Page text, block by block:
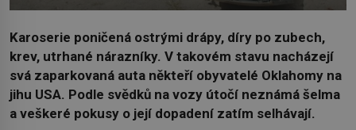
Karoserie poničená ostrými drápy, díry po zubech,
krev, utrhané nárazníky. V takovém stavu nacházejí
svá zaparkovaná auta někteří obyvatelé Oklahomy na
jihu USA. Podle svědků na vozy útočí neznámá šelma
a veškeré pokusy o její dopadení zatím selhávají.